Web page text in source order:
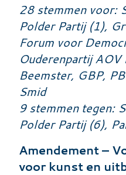
28 stemmen voor:
Polder Partij (1),
Forum voor
Ouderenpartij
Beemster, GBP,
Smid
9 stemmen tegen:
Polder Partij (6),
Amendement –
voor kunst en